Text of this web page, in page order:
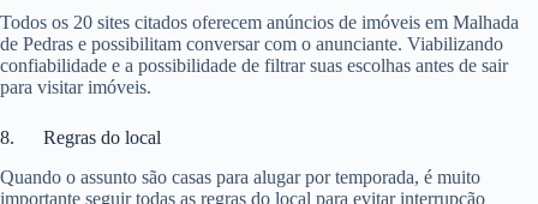
Todos os 20 sites citados oferecem anúncios de imóveis em Malhada
de Pedras e possibilitam conversar com o anunciante. Viabilizando
confiabilidade e a possibilidade de filtrar suas escolhas antes de sair
para visitar imóveis.
8. Regras do local
Quando o assunto são casas para alugar por temporada, é muito
importante seguir todas as regras do local para evitar interrupção